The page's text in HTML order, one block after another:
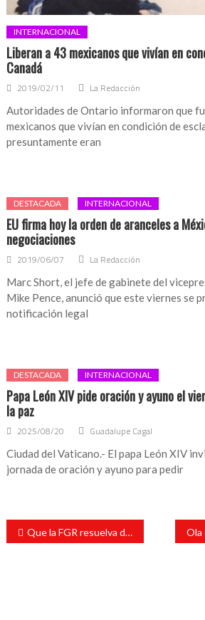
INTERNACIONAL
Liberan a 43 mexicanos que vivían en
Canadá
2019/02/11 La Redacción
Autoridades de Ontario informaron que
mexicanos que vivían en condición de
presuntamente eran
DESTACADA INTERNACIONAL
EU firma hoy la orden de aranceles a
negociaciones
2019/06/07 La Redacción
Marc Short, el jefe de gabinete del
Mike Pence, anunció que este viernes se
notificación legal
DESTACADA INTERNACIONAL
Papa León XIV pide oración y ayuno el
la paz
2025/08/20 Guadalupe Cagal
Ciudad del Vaticano.- El papa León XIV
jornada de oración y ayuno para pedir
Navegación
entradas
Que la FGR resuelva denuncia contra el Fiscal de Veracruz: AMLO